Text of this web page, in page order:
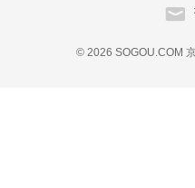
© 2026 SOGOU.COM